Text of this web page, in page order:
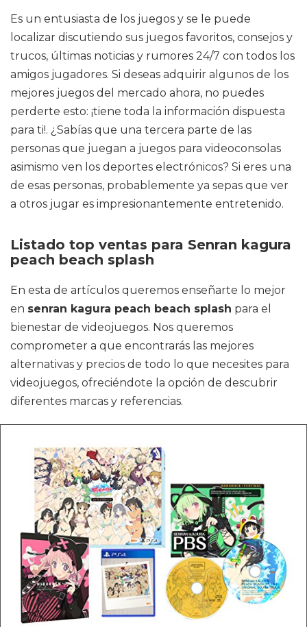
Es un entusiasta de los juegos y se le puede
localizar discutiendo sus juegos favoritos, consejos y
trucos, últimas noticias y rumores 24/7 con todos los
amigos jugadores. Si deseas adquirir algunos de los
mejores juegos del mercado ahora, no puedes
perderte esto: ¡tiene toda la información dispuesta
para ti!. ¿Sabías que una tercera parte de las
personas que juegan a juegos para videoconsolas
asimismo ven los deportes electrónicos? Si eres una
de esas personas, probablemente ya sepas que ver
a otros jugar es impresionantemente entretenido.
Listado top ventas para Senran kagura
peach beach splash
En esta de artículos queremos enseñarte lo mejor
en senran kagura peach beach splash para el
bienestar de videojuegos. Nos queremos
comprometer a que encontrarás las mejores
alternativas y precios de todo lo que necesites para
videojuegos, ofreciéndote la opción de descubrir
diferentes marcas y referencias.